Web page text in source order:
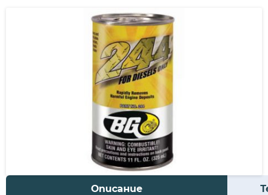
Описание